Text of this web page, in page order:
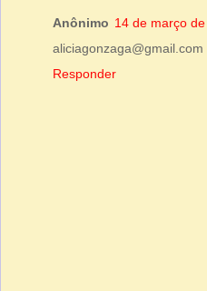
Anônimo 14 de março
aliciagonzaga@gmail.com
Responder